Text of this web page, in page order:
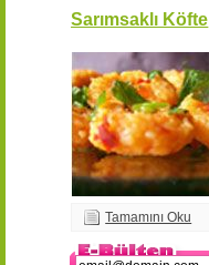
Sarımsaklı Köfte
Tamamını Oku